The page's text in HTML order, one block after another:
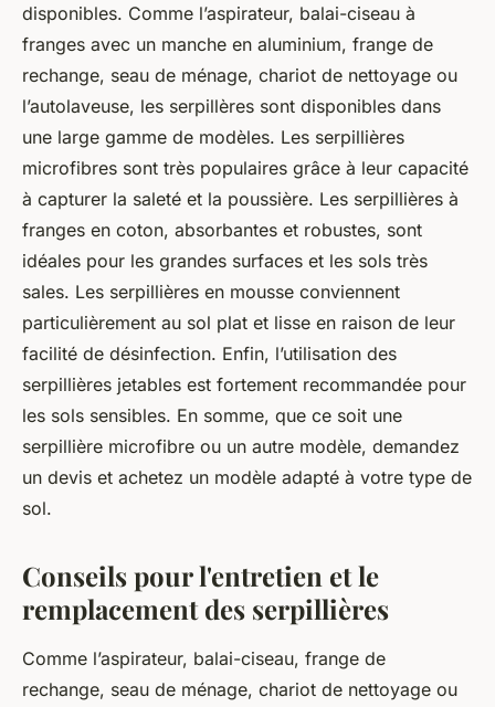
disponibles. Comme l’aspirateur, balai-ciseau à
franges avec un manche en aluminium, frange de
rechange, seau de ménage, chariot de nettoyage ou
l’autolaveuse, les serpillères sont disponibles dans
une large gamme de modèles. Les serpillières
microfibres sont très populaires grâce à leur capacité
à capturer la saleté et la poussière. Les serpillières à
franges en coton, absorbantes et robustes, sont
idéales pour les grandes surfaces et les sols très
sales. Les serpillières en mousse conviennent
particulièrement au sol plat et lisse en raison de leur
facilité de désinfection. Enfin, l’utilisation des
serpillières jetables est fortement recommandée pour
les sols sensibles. En somme, que ce soit une
serpillière microfibre ou un autre modèle, demandez
un devis et achetez un modèle adapté à votre type de
sol.
Conseils pour l'entretien et le
remplacement des serpillières
Comme l’aspirateur, balai-ciseau, frange de
rechange, seau de ménage, chariot de nettoyage ou